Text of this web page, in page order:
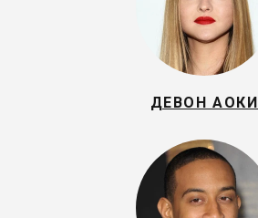
ДЕВОН АОКИ